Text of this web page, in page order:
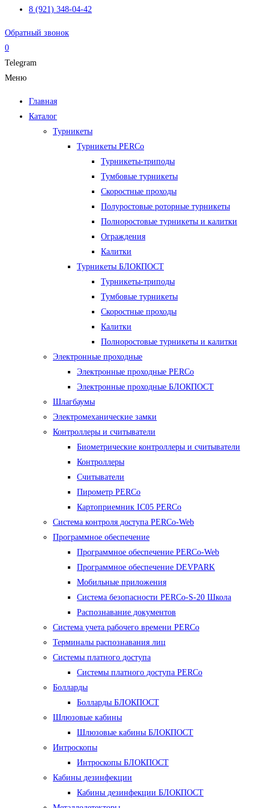
8 (921) 348-04-42
Обратный звонок
0
Telegram
Меню
Главная
Каталог
Турникеты
Турникеты PERCo
Турникеты-триподы
Тумбовые турникеты
Скоростные проходы
Полуростовые роторные турникеты
Полноростовые турникеты и калитки
Ограждения
Калитки
Турникеты БЛОКПОСТ
Турникеты-триподы
Тумбовые турникеты
Скоростные проходы
Калитки
Полноростовые турникеты и калитки
Электронные проходные
Электронные проходные PERCo
Электронные проходные БЛОКПОСТ
Шлагбаумы
Электромеханические замки
Контроллеры и считыватели
Биометрические контроллеры и считыватели
Контроллеры
Считыватели
Пирометр PERCo
Картоприемник IC05 PERCo
Система контроля доступа PERCo-Web
Программное обеспечение
Программное обеспечение PERCo-Web
Программное обеспечение DEVPARK
Мобильные приложения
Система безопасности PERCo-S-20 Школа
Распознавание документов
Система учета рабочего времени PERCo
Терминалы распознавания лиц
Cистемы платного доступа
Системы платного доступа PERCo
Болларды
Болларды БЛОКПОСТ
Шлюзовые кабины
Шлюзовые кабины БЛОКПОСТ
Интроскопы
Интроскопы БЛОКПОСТ
Кабины дезинфекции
Кабины дезинфекции БЛОКПОСТ